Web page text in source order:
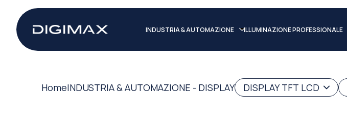
INDUSTRIA & AUTOMAZIONE ILLUMINAZIONE PROFESSIONALE
HomeINDUSTRIA & AUTOMAZIONE - DISPLAY DISPLAY TFT LCD